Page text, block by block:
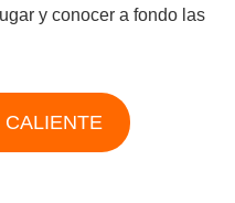
y conocer a fondo las